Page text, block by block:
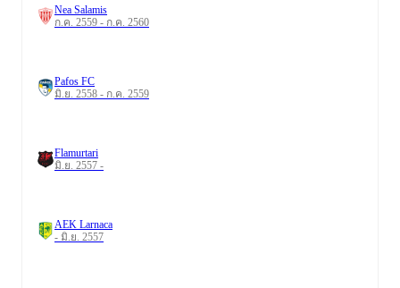
Nea Salamis
ก.ค. 2559 - ก.ค. 2560
Pafos FC
มิ.ย. 2558 - ก.ค. 2559
Flamurtari
มิ.ย. 2557 -
AEK Larnaca
- มิ.ย. 2557